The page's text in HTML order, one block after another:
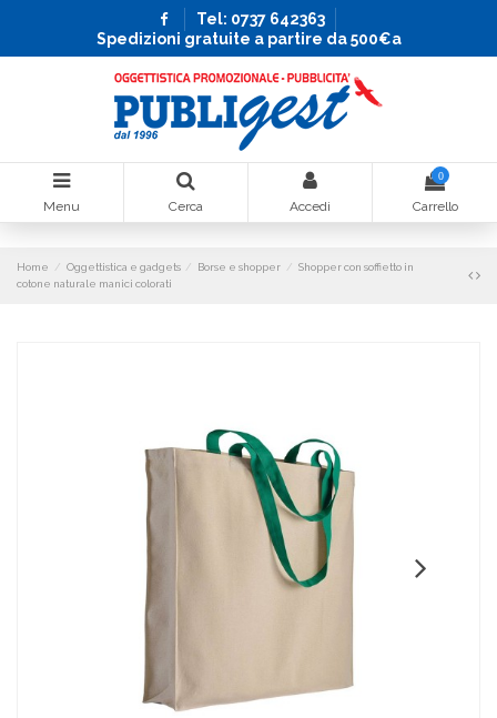
Tel: 0737 642363
Spedizioni gratuite a partire da 500€a
Menu Cerca Accedi
0
Carrello
Home Oggettistica e gadgets Borse e shopper
Shopper con soffietto in
cotone naturale manici colorati